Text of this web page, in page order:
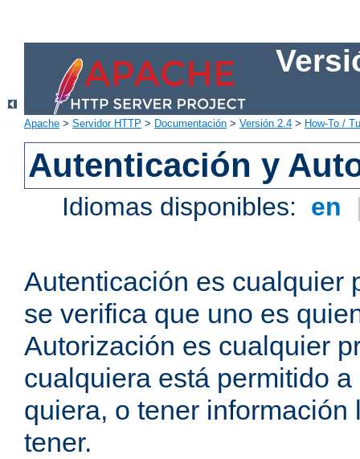
Apache > Servidor HTTP > Documentación > Versión 2.4 > How-To /
Autenticación y
Idiomas disponibles: en
Autenticación es cualquier
se verifica que uno es
Autorización es cualquier
cualquiera está permitido
quiera, o tener información
tener.